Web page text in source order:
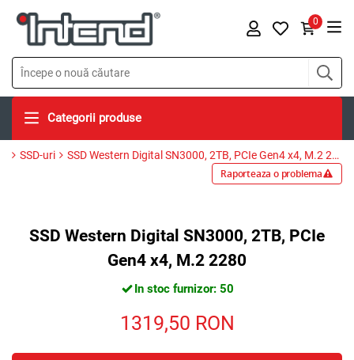
0
Categorii produse
SSD-uri SSD Western Digital SN3000, 2TB, PCIe Gen4 x4, M.2 2280
Raporteaza o problema
SSD Western Digital SN3000, 2TB, PCIe
Gen4 x4, M.2 2280
In stoc furnizor: 50
1319,50 RON